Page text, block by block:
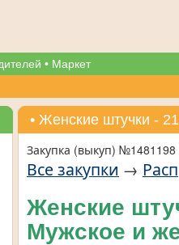
• Маркет
• Женские штучки -
Закупка (выкуп) №1481198
Все закупки →
Женские
Мужское и